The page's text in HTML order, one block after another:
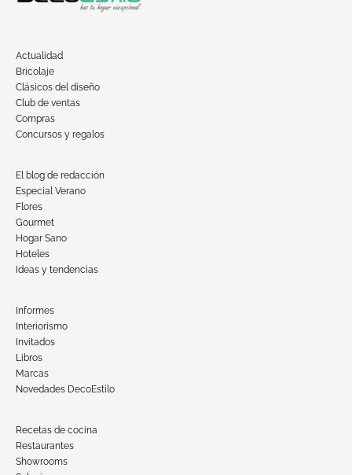
Actualidad
Bricolaje
Clásicos del diseño
Club de ventas
Compras
Concursos y regalos
El blog de redacción
Especial Verano
Flores
Gourmet
Hogar Sano
Hoteles
Ideas y tendencias
Informes
Interiorismo
Invitados
Libros
Marcas
Novedades DecoEstilo
Recetas de cocina
Restaurantes
Showrooms